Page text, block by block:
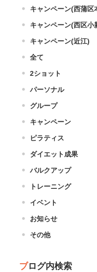
キャンペーン(西蒲区
キャンペーン(西区小
キャンペーン(近江)
全て
2ショット
パーソナル
グループ
キャンペーン
ピラティス
ダイエット成果
バルクアップ
トレーニング
イベント
お知らせ
その他
ブログ内検索